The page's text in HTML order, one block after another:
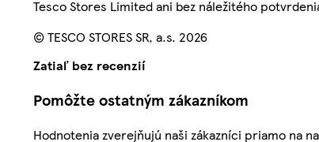
Tesco Stores Limited ani bez náležitého
© TESCO STORES SR, a.s. 2026
Zatiaľ bez recenzií
Pomôžte ostatným zákazníkom
Hodnotenia zverejňujú naši zákazníci priamo na